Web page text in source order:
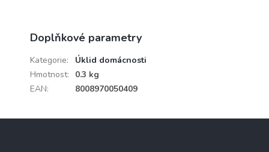
Doplňkové parametry
Kategorie:
Úklid domácnosti
Hmotnost:
0.3 kg
EAN: 8008970050409